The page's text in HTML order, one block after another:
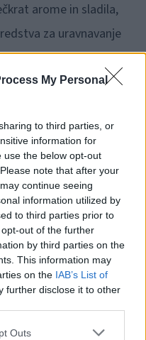
My Personal
to third parties, or
information for
use the below opt-out
note that after your
continue seeing
information utilized by
to third parties prior to
out of the further
by third parties on the
This information may
on the IAB’s List of
further disclose it to other
one or more Google
Outs
arome in sladila,
za uravnavanje
lastnosti izdelka,
primarnega namena
predvsem pijač,
jih prepoznamo pod
acesulfam K,
niso pravi način
opozarjajo na zvezi.
Preizkusi zdaj